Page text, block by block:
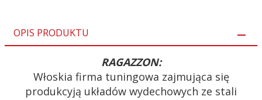
OPIS PRODUKTU
RAGAZZON:
Włoskia firma tuningowa zajmująca się
produkcyją układów wydechowych ze stali